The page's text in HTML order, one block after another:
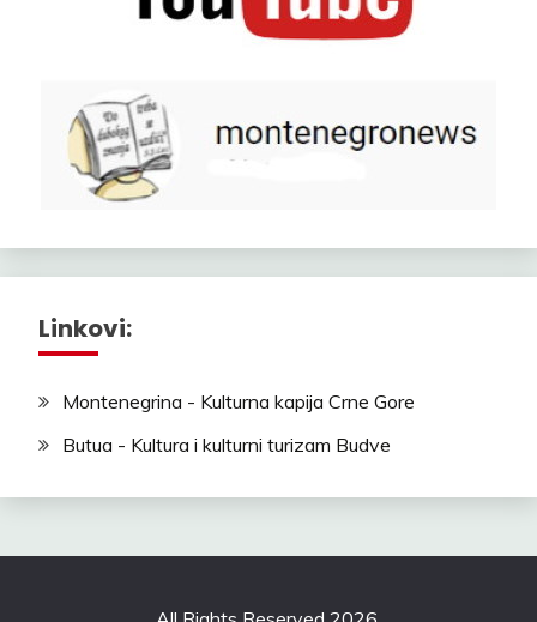
Linkovi:
Montenegrina - Kulturna kapija Crne Gore
Butua - Kultura i kulturni turizam Budve